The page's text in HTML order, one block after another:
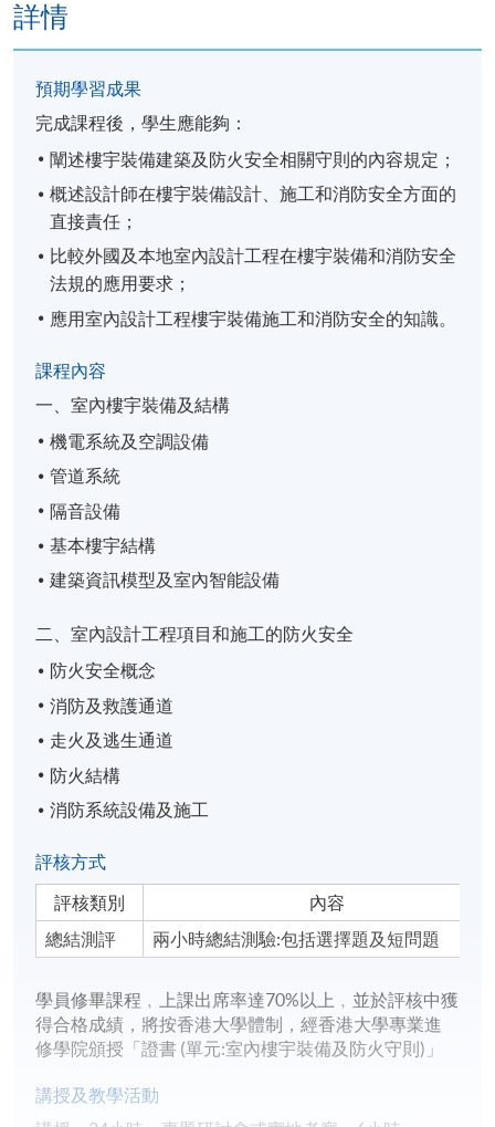
詳情
預期學習成果
完成課程後，學生應能夠：
闡述樓宇裝備建築及防火安全相關守則的內容規定；
概述設計師在樓宇裝備設計、施工和消防安全方面的
直接責任；
比較外國及本地室內設計工程在樓宇裝備和消防安全
法規的應用要求；
應用室內設計工程樓宇裝備施工和消防安全的知識。
課程內容
一、室內樓宇裝備及結構
機電系統及空調設備
管道系統
隔音設備
基本樓宇結構
建築資訊模型及室內智能設備
二、室內設計工程項目和施工的防火安全
防火安全概念
消防及救護通道
走火及逃生通道
防火結構
消防系統設備及施工
評核方式
評核類別
內容
總結測評
兩小時總結測驗:包括選擇題及短問題
學員修畢課程﹐上課出席率達70%以上﹐並於評核中獲
得合格成績，將按香港大學體制，經香港大學專業進
修學院頒授「證書 (單元:室內樓宇裝備及防火守則)」
講授及教學活動